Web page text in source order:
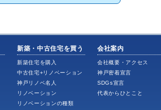
新築・中古住宅を買う
新築住宅を購入
中古住宅+リノベーション
神戸リノベ名人
リノベーション
リノベーションの種類
会社案内
会社概要・アクセス
神戸密着宣言
SDGs宣言
代表からひとこと